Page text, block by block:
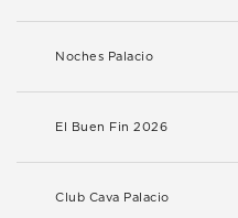
Noches Palacio
El Buen Fin 2026
Club Cava Palacio